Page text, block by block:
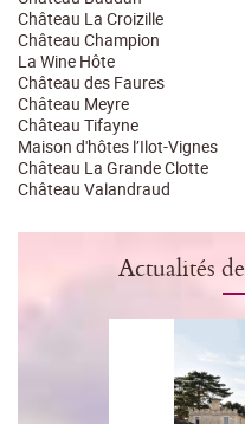
Château La Croizille
Château Champion
La Wine Hôte
Château des Faures
Château Meyre
Château Tifayne
Maison d'hôtes l’Ilot-Vignes
Château La Grande Clotte
Château Valandraud
Actualités de